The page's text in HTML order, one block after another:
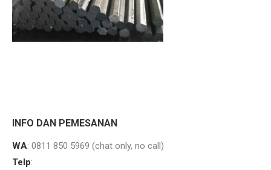
INFO DAN PEMESANAN
WA: 0811 850 5969 (chat only, no call)
Telp: